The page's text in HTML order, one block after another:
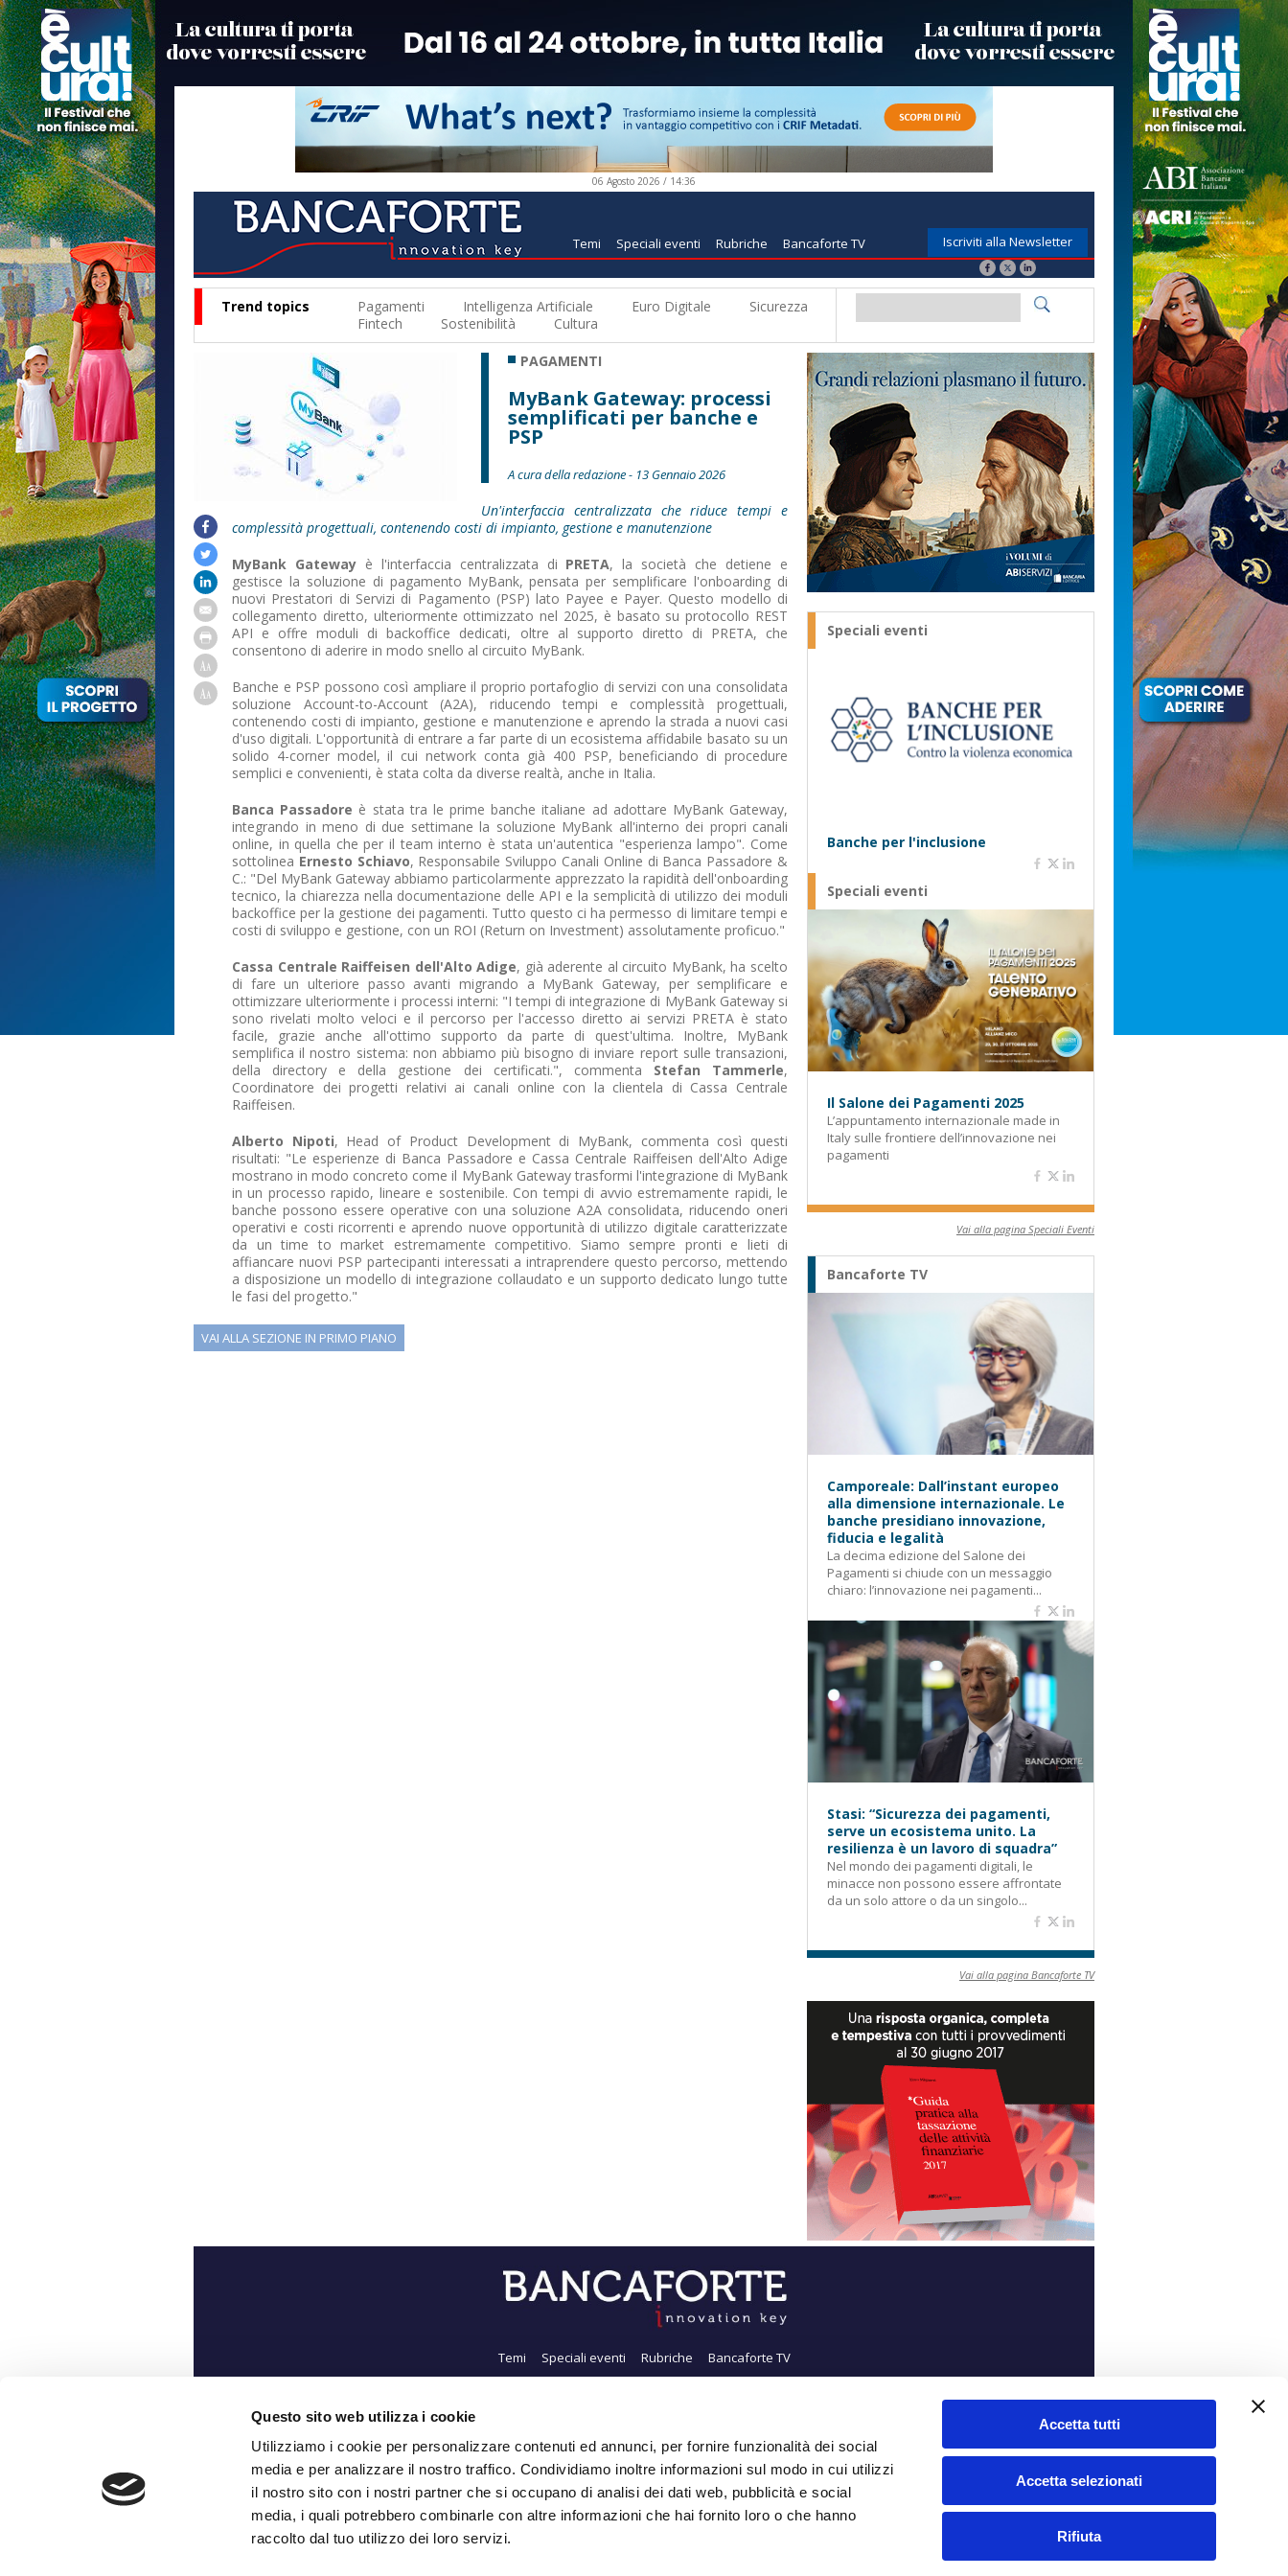
Questo sito web utilizza i cookie
Utilizziamo i cookie per personalizzare contenuti ed annunci, per fornire funzionalità dei social
media e per analizzare il nostro traffico. Condividiamo inoltre informazioni sul modo in cui utilizzi
il nostro sito con i nostri partner che si occupano di analisi dei dati web, pubblicità e social
media, i quali potrebbero combinarle con altre informazioni che hai fornito loro o che hanno
raccolto dal tuo utilizzo dei loro servizi.
Accetta tutti
Accetta selezionati
Rifiuta
06 Agosto 2026 / 14:36
Temi Speciali eventi Rubriche Bancaforte TV Iscriviti alla Newsletter
Trend topics Pagamenti Intelligenza Artificiale Euro Digitale
Sicurezza
Fintech
Sostenibilità Cultura
PAGAMENTI
MyBank Gateway: processi
semplificati per banche e
PSP
A cura della redazione - 13 Gennaio 2026
Un'interfaccia centralizzata che riduce tempi e
complessità progettuali, contenendo costi di impianto, gestione e manutenzione
MyBank Gatewayè l'interfaccia centralizzata di PRETA, la società che detiene e
gestisce la soluzione di pagamento MyBank, pensata per semplificare l'onboarding di
nuovi Prestatori di Servizi di Pagamento (PSP) lato Payee e Payer. Questo modello di
collegamento diretto, ulteriormente ottimizzato nel 2025, è basato su protocollo REST
API e offre moduli di backoffice dedicati, oltre al supporto diretto di PRETA, che
consentono di aderire in modo snello al circuito MyBank.
Banche e PSP possono così ampliare il proprio portafoglio di servizi con una consolidata
soluzione Account-to-Account (A2A), riducendo tempi e complessità progettuali,
contenendo costi di impianto, gestione e manutenzione e aprendo la strada a nuovi casi
d'uso digitali. L'opportunità di entrare a far parte di un ecosistema affidabile basato su un
solido 4-corner model, il cui network conta già 400 PSP, beneficiando di procedure
semplici e convenienti, è stata colta da diverse realtà, anche in Italia.
Banca Passadore è stata tra le prime banche italiane ad adottare MyBank Gateway,
integrando in meno di due settimane la soluzione MyBank all'interno dei propri canali
online, in quella che per il team interno è stata un'autentica "esperienza lampo". Come
sottolinea Ernesto Schiavo, Responsabile Sviluppo Canali Online di Banca Passadore &
C.: "Del MyBank Gateway abbiamo particolarmente apprezzato la rapidità dell'onboarding
tecnico, la chiarezza nella documentazione delle API e la semplicità di utilizzo dei moduli
backoffice per la gestione dei pagamenti. Tutto questo ci ha permesso di limitare tempi e
costi di sviluppo e gestione, con un ROI (Return on Investment) assolutamente proficuo."
Cassa Centrale Raiffeisen dell'Alto Adige, già aderente al circuito MyBank, ha scelto
di fare un ulteriore passo avanti migrando a MyBank Gateway, per semplificare e
ottimizzare ulteriormente i processi interni: "I tempi di integrazione di MyBank Gateway si
sono rivelati molto veloci e il percorso per l'accesso diretto ai servizi PRETA è stato
facile, grazie anche all'ottimo supporto da parte di quest'ultima. Inoltre, MyBank
semplifica il nostro sistema: non abbiamo più bisogno di inviare report sulle transazioni,
della directory e della gestione dei certificati.", commenta Stefan Tammerle,
Coordinatore dei progetti relativi ai canali online con la clientela di Cassa Centrale
Raiffeisen.
Alberto Nipoti, Head of Product Development di MyBank, commenta così questi
risultati: "Le esperienze di Banca Passadore e Cassa Centrale Raiffeisen dell'Alto Adige
mostrano in modo concreto come il MyBank Gateway trasformi l'integrazione di MyBank
in un processo rapido, lineare e sostenibile. Con tempi di avvio estremamente rapidi, le
banche possono essere operative con una soluzione A2A consolidata, riducendo oneri
operativi e costi ricorrenti e aprendo nuove opportunità di utilizzo digitale caratterizzate
da un time to market estremamente competitivo. Siamo sempre pronti e lieti di
affiancare nuovi PSP partecipanti interessati a intraprendere questo percorso, mettendo
a disposizione un modello di integrazione collaudato e un supporto dedicato lungo tutte
le fasi del progetto."
VAI ALLA SEZIONE IN PRIMO PIANO
Speciali eventi
Banche per l'inclusione
Speciali eventi
Il Salone dei Pagamenti 2025
L’appuntamento internazionale made in
Italy sulle frontiere dell’innovazione nei
pagamenti
Vai alla pagina Speciali Eventi
Bancaforte TV
Camporeale: Dall’instant europeo
alla dimensione internazionale. Le
banche presidiano innovazione,
fiducia e legalità
La decima edizione del Salone dei
Pagamenti si chiude con un messaggio
chiaro: l’innovazione nei pagamenti...
Stasi: “Sicurezza dei pagamenti,
serve un ecosistema unito. La
resilienza è un lavoro di squadra”
Nel mondo dei pagamenti digitali, le
minacce non possono essere affrontate
da un solo attore o da un singolo...
Vai alla pagina Bancaforte TV
Temi Speciali eventi Rubriche Bancaforte TV
Chi siamo
Iscriviti alla Newsletter